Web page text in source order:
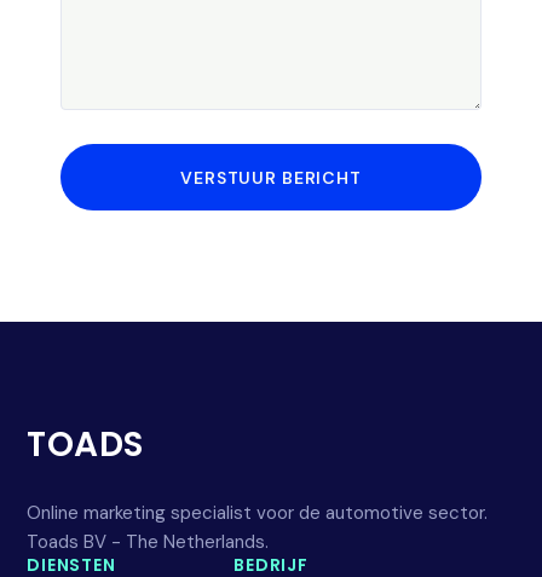
VERSTUUR BERICHT
TOADS
Online marketing specialist voor de automotive sector.
Toads BV - The Netherlands.
DIENSTEN
BEDRIJF